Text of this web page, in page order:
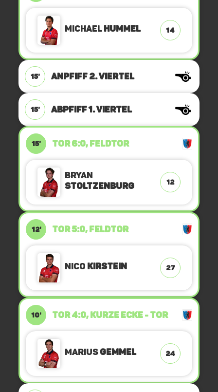
MichaelHummel 14
15' ANPFIFF 2. Viertel
15' ABPFIFF 1. Viertel
15' TOR 6:0, FELDTOR
Bryan
Stoltzenburg
12
12' TOR 5:0, FELDTOR
Nico Kirstein 27
10' TOR 4:0, KURZE ECKE - TOR
MariusGemmel 24